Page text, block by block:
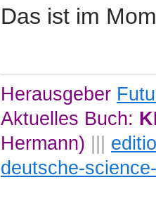
Das ist im
Herausgeber
Aktuelles Buch:
Hermann)
deutsche-